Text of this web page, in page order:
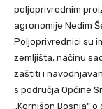
poljoprivrednim
agronomije Nedim
Poljoprivrednici su
zemljišta, načinu
zaštiti i
s područja Općine
„Kornišon Bosnia“